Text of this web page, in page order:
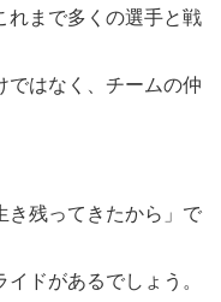
れまで多くの選手と戦
ではなく、チームの仲
き残ってきたから」で
ドがあるでしょう。